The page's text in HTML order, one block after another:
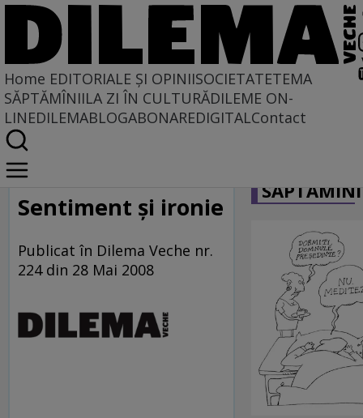
Home EDITORIALE ȘI OPINIISOCIETATETEMA
SĂPTĂMÎNIILA ZI ÎN CULTURĂDILEME ON-
LINEDILEMABLOGABONAREDIGITALContact
Home
La centru şi la margine
Sentiment şi ironie
Publicat în Dilema Veche nr.
224 din 28 Mai 2008